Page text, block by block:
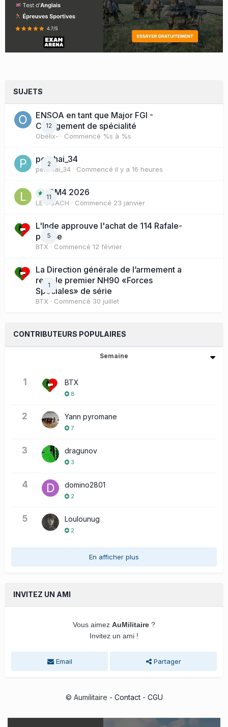
SUJETS
12
ENSOA en tant que Major FGI -
Changement de spécialité
Obélix- · Commencé %s à %s
2
perchai_34
perchai_34 · Commencé il y a 16 heures
11BM4 2026
LE COACH · Commencé 23 janvier
5
L'Inde approuve l'achat de 114 Rafale-
presse
BTX · Commencé 12 février
1
La Direction générale de l’armement a
reçu le premier NH90 «Forces
Spéciales» de série
BTX · Commencé 30 juillet
CONTRIBUTEURS POPULAIRES
Semaine
1 BTX
8
2 Yann pyromane
7
3 dragunov
3
4 domino2801
2
5 Loulounug
2
En afficher plus
INVITEZ UN AMI
Vous aimez AuMilitaire ?
Invitez un ami !
Email Partager
© Aumilitaire - Contact- CGU